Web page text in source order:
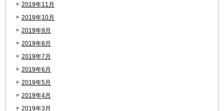
2019年11月
2019年10月
2019年9月
2019年8月
2019年7月
2019年6月
2019年5月
2019年4月
2019年3月